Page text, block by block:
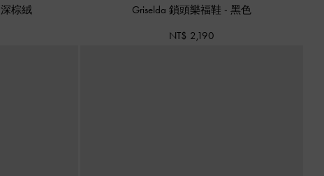
深棕絨 Griselda 鎖頭樂福鞋 -黑色
NT$ 2,190